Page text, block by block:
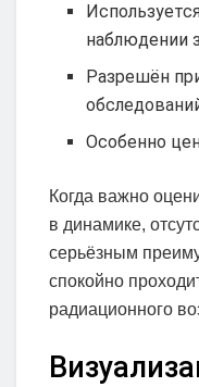
наблюдении
Разрешён
Особенно
Когда важно
в динамике,
серьёзным
спокойно
радиационного